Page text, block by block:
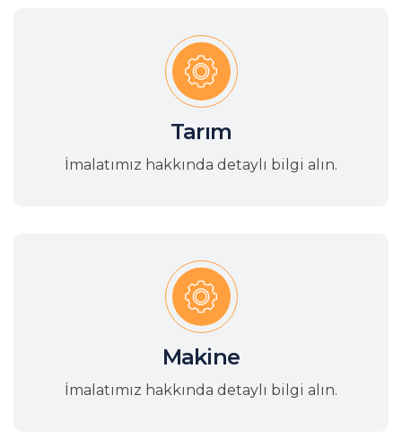
Tarım
İmalatımız hakkında detaylı bilgi alın.
Makine
İmalatımız hakkında detaylı bilgi alın.